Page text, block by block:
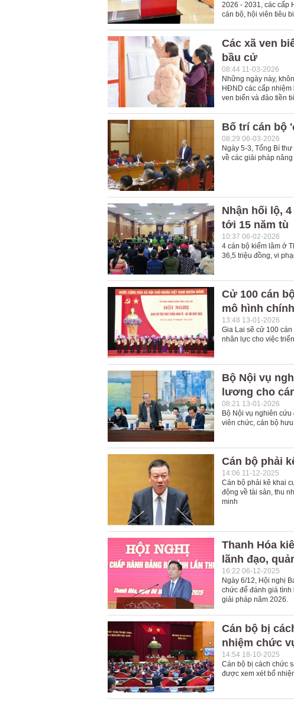
2026 - 2031, các cấp
cán bộ, hội viên tiêu
Các xã ven
bầu cử
08:44 11-03-2026
Những ngày này,
HĐND các cấp
ven biển và đảo tiền
Bố trí cán bộ
08:29 06-03-2026
Ngày 5-3, Tổng Bí
về các giải pháp
Nhận hối lộ,
tới 15 năm tù
10:37 06-02-2026
4 cán bộ kiểm lâm ở
36,5 triệu đồng, vi
Cử 100 cán
mô hình
13:48 13-01-2026
Gia Lai sẽ cử 100
nhân lực cho việc
Bộ Nội vụ
lương cho
08:21 13-01-2026
Bộ Nội vụ nghiên
viên chức, cán bộ
Cán bộ phải
14:06 11-12-2025
Cán bộ phải kê khai
động về tài sản, thu
minh
Thanh Hóa
lãnh đạo,
16:22 06-12-2025
Ngày 6/12, Hội nghị
chức để đánh giá
giải pháp năm 2026.
Cán bộ bị
nhiệm chức
14:54 18-10-2025
Cán bộ bị cách chức
được xem xét bổ